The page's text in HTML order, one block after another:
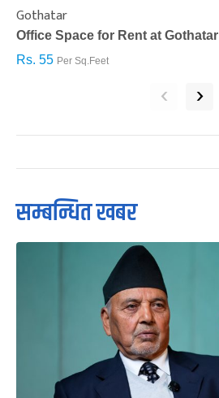
Gothatar
Office Space for Rent at Gothatar
Rs. 55 Per Sq.Feet
‹ ›
सम्बन्धित खबर